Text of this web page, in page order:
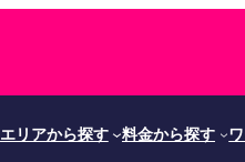
エリアから探す 料金から探す